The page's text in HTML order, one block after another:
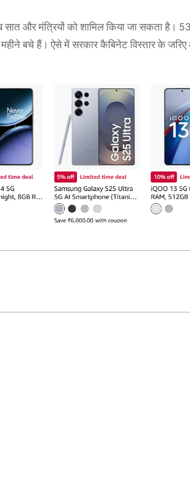
और मंत्रियों को शामिल किया जा सकता है।
बचे हैं। ऐसे में सरकार कैबिनेट विस्तार के जरिए